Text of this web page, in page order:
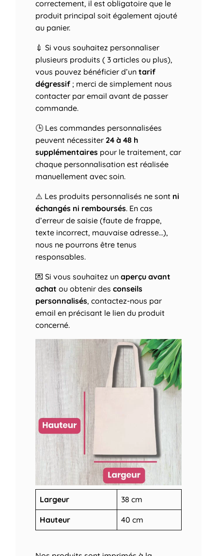
correctement, il est obligatoire que le
produit principal soit également ajouté
au panier.
💉 Si vous souhaitez personnaliser
plusieurs produits ( 3 articles ou plus),
vous pouvez bénéficier d’un tarif
dégressif ; merci de simplement nous
contacter par email avant de passer
commande.
🕒 Les commandes personnalisées
peuvent nécessiter 24 à 48 h
supplémentaires pour le traitement, car
chaque personnalisation est réalisée
manuellement avec soin.
⚠️ Les produits personnalisés ne sont ni
échangés ni remboursés. En cas
d’erreur de saisie (faute de frappe,
texte incorrect, mauvaise adresse…),
nous ne pourrons être tenus
responsables.
💌 Si vous souhaitez un aperçu avant
achat ou obtenir des conseils
personnalisés, contactez-nous par
email en précisant le lien du produit
concerné.
Largeur 38 cm
Hauteur 40 cm